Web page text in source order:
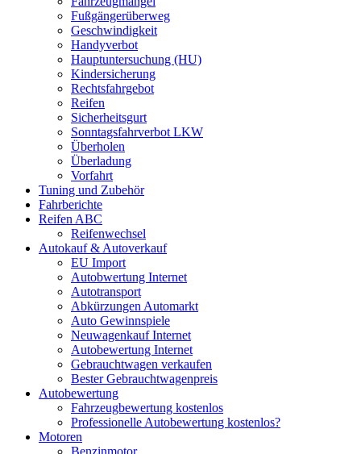
Fußgängerüberweg
Geschwindigkeit
Handyverbot
Hauptuntersuchung (HU)
Kindersicherung
Rechtsfahrgebot
Reifen
Sicherheitsgurt
Sonntagsfahrverbot LKW
Überholen
Überladung
Vorfahrt
Tuning und Zubehör
Fahrberichte
Reifen ABC
Reifenwechsel
Autokauf & Autoverkauf
EU Import
Autobwertung Internet
Autotransport
Abkürzungen Automarkt
Auto Gewinnspiele
Neuwagenkauf Internet
Autobewertung Internet
Gebrauchtwagen verkaufen
Bester Gebrauchtwagenpreis
Autobewertung
Fahrzeugbewertung kostenlos
Professionelle Autobewertung kostenlos?
Motoren
Benzinmotor